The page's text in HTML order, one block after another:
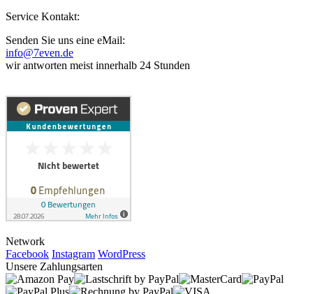
Service Kontakt:
Senden Sie uns eine eMail:
info@7even.de
wir antworten meist innerhalb 24 Stunden
Network
Facebook Instagram WordPress
Unsere Zahlungsarten